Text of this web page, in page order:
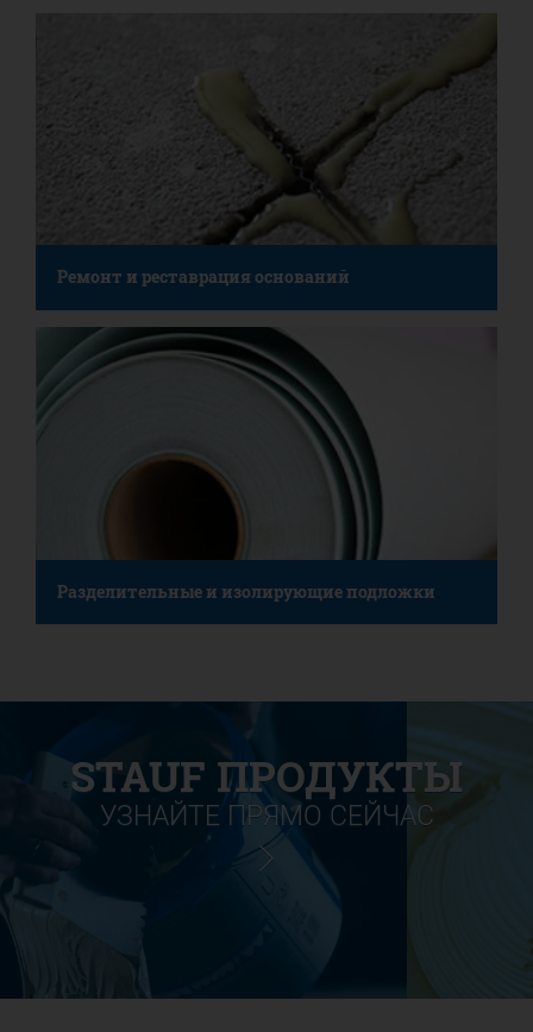
Ремонт и реставрация оснований
Разделительные и изолирующие подложки
STAUF ПРОДУКТЫ
УЗНАЙТЕ ПРЯМО СЕЙЧАС